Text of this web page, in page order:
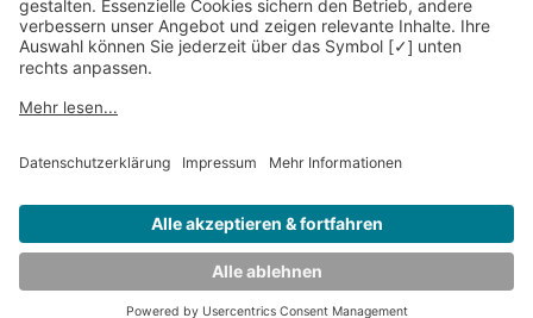
Datenschutz
Newsletter
Entwickelt durchJOBIQO